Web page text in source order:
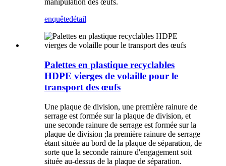
manipulation des œufs.
enquêtedétail
Palettes en plastique recyclables
HDPE vierges de volaille pour le
transport des œufs
Une plaque de division, une première rainure de
serrage est formée sur la plaque de division, et
une seconde rainure de serrage est formée sur la
plaque de division ;la première rainure de serrage
étant située au bord de la plaque de séparation, de
sorte que la seconde rainure d'engagement soit
située au-dessus de la plaque de séparation.